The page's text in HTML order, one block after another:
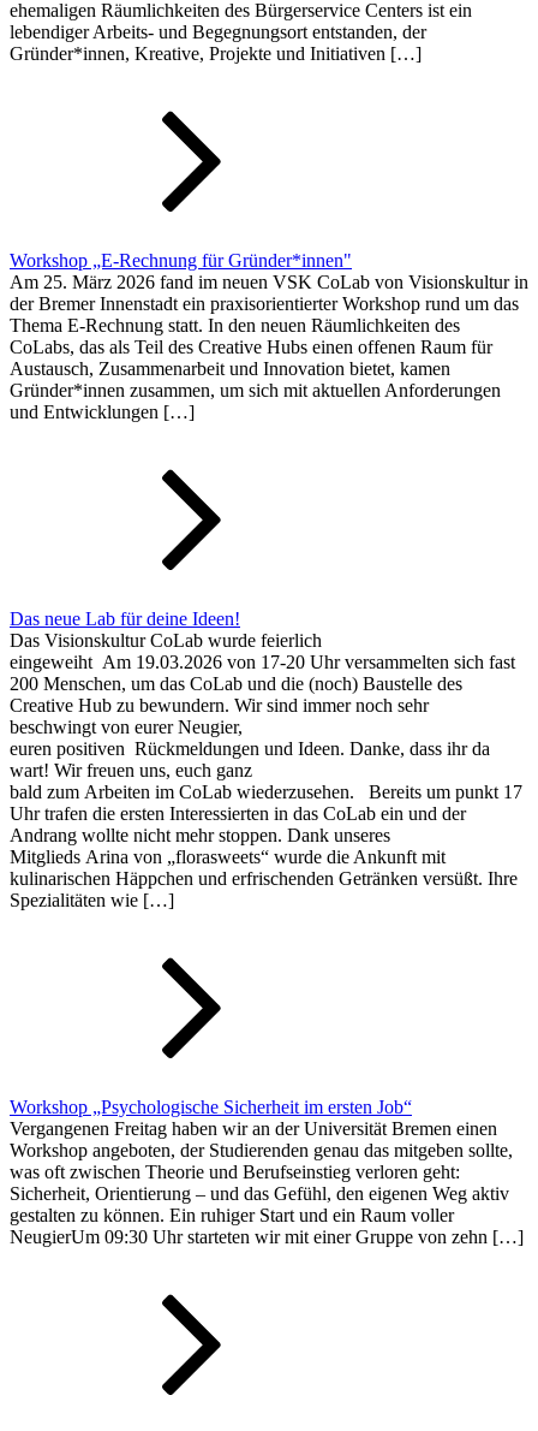
ehemaligen Räumlichkeiten des Bürgerservice Centers ist ein
lebendiger Arbeits- und Begegnungsort entstanden, der
Gründer*innen, Kreative, Projekte und Initiativen […]
Workshop „E-Rechnung für Gründer*innen"
Am 25. März 2026 fand im neuen VSK CoLab von Visionskultur in
der Bremer Innenstadt ein praxisorientierter Workshop rund um das
Thema E-Rechnung statt. In den neuen Räumlichkeiten des
CoLabs, das als Teil des Creative Hubs einen offenen Raum für
Austausch, Zusammenarbeit und Innovation bietet, kamen
Gründer*innen zusammen, um sich mit aktuellen Anforderungen
und Entwicklungen […]
Das neue Lab für deine Ideen!
Das Visionskultur CoLab wurde feierlich
eingeweiht Am 19.03.2026 von 17-20 Uhr versammelten sich fast
200 Menschen, um das CoLab und die (noch) Baustelle des
Creative Hub zu bewundern. Wir sind immer noch sehr
beschwingt von eurer Neugier,
euren positiven Rückmeldungen und Ideen. Danke, dass ihr da
wart! Wir freuen uns, euch ganz
bald zum Arbeiten im CoLab wiederzusehen. Bereits um punkt 17
Uhr trafen die ersten Interessierten in das CoLab ein und der
Andrang wollte nicht mehr stoppen. Dank unseres
Mitglieds Arina von „florasweets“ wurde die Ankunft mit
kulinarischen Häppchen und erfrischenden Getränken versüßt. Ihre
Spezialitäten wie […]
Workshop „Psychologische Sicherheit im ersten Job“
Vergangenen Freitag haben wir an der Universität Bremen einen
Workshop angeboten, der Studierenden genau das mitgeben sollte,
was oft zwischen Theorie und Berufseinstieg verloren geht:
Sicherheit, Orientierung – und das Gefühl, den eigenen Weg aktiv
gestalten zu können. Ein ruhiger Start und ein Raum voller
NeugierUm 09:30 Uhr starteten wir mit einer Gruppe von zehn […]